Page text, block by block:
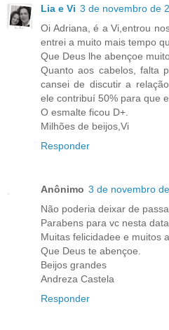
Lia e Vi 3 de novembro de
Oi Adriana, é a Vi,entrou
entrei a muito mais tempo
Que Deus lhe abençoe
Quanto aos cabelos, falta
cansei de discutir a
ele contribuí 50% para que
O esmalte ficou D+.
Milhões de beijos,Vi
Responder
Anônimo 3 de novembro
Não poderia deixar de
Parabens para vc nesta
Muitas felicidadee e muitos
Que Deus te abençoe.
Beijos grandes
Andreza Castela
Responder